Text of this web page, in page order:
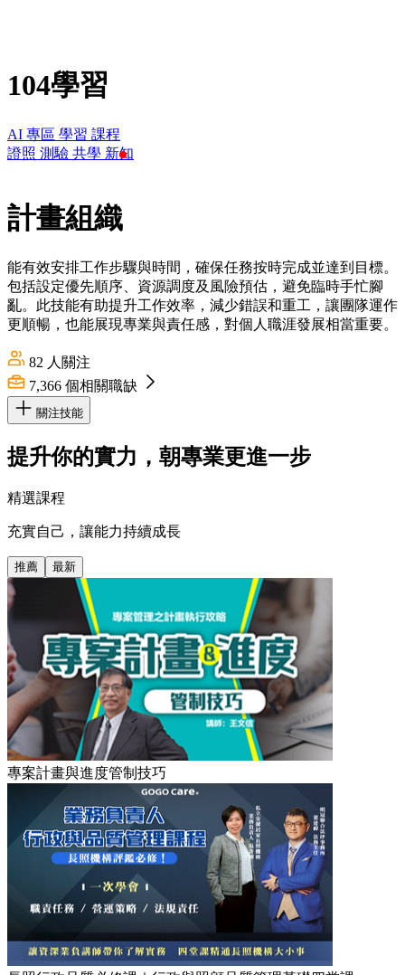
104學習
AI 專區 學習 課程
證照 測驗 共學 新知
計畫組織
能有效安排工作步驟與時間，確保任務按時完成並達到目標。
包括設定優先順序、資源調度及風險預估，避免臨時手忙腳
亂。此技能有助提升工作效率，減少錯誤和重工，讓團隊運作
更順暢，也能展現專業與責任感，對個人職涯發展相當重要。
82 人關注
7,366 個相關職缺
關注技能
提升你的實力，朝專業更進一步
精選課程
充實自己，讓能力持續成長
推薦 最新
專案計畫與進度管制技巧